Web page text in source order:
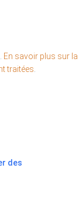
En savoir plus sur la
traitées
des